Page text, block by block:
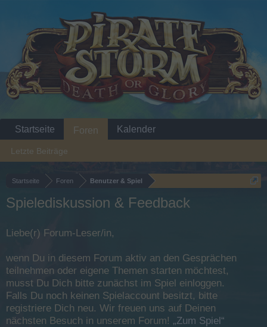
Startseite Foren Benutzer & Spiel
Spielediskussion & Feedback
Liebe(r) Forum-Leser/in,
wenn Du in diesem Forum aktiv an den Gesprächen
teilnehmen oder eigene Themen starten möchtest,
musst Du Dich bitte zunächst im Spiel einloggen.
Falls Du noch keinen Spielaccount besitzt, bitte
registriere Dich neu. Wir freuen uns auf Deinen
nächsten Besuch in unserem Forum! „Zum Spiel“
Startseite Foren
Letzte Beiträge
Kalender